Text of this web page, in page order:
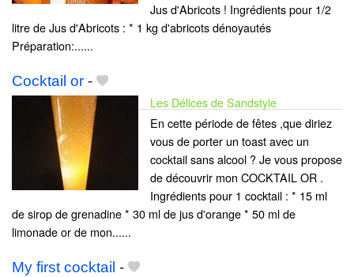
Jus d'Abricots ! Ingrédients pour 1/2
litre de Jus d'Abricots : * 1 kg d'abricots dénoyautés
Préparation:......
Cocktail or -
Les Délices de Sandstyle
En cette période de fêtes ,que diriez
vous de porter un toast avec un
cocktail sans alcool ? Je vous propose
de découvrir mon COCKTAIL OR .
Ingrédients pour 1 cocktail : * 15 ml
de sirop de grenadine * 30 ml de jus d'orange * 50 ml de
limonade or de mon......
My first cocktail -